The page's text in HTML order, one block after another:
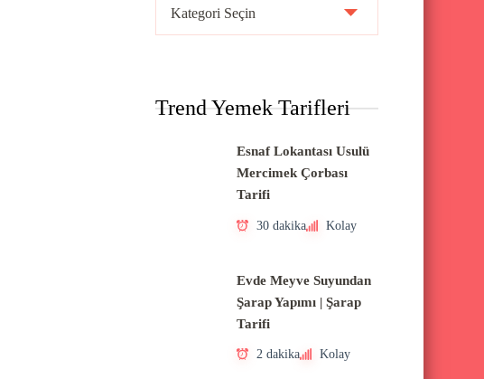
l
M
Trend Yemek Tarifleri
Esnaf Lokantası Usulü
Mercimek Çorbası
Tarifi
30 dakika Kolay
Evde Meyve Suyundan
Şarap Yapımı | Şarap
Tarifi
2 dakika Kolay